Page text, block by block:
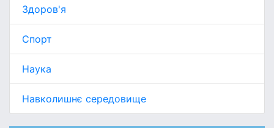
Здоров'я
Спорт
Наука
Навколишнє середовище